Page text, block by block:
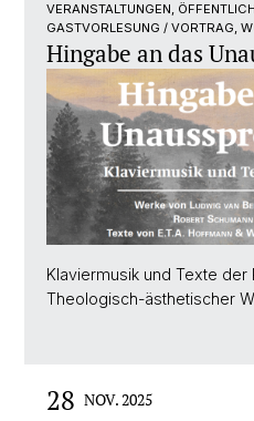
VERANSTALTUNGEN,
GASTVORLESUNG / VORTRAG,
Hingabe an das
Klaviermusik und Texte der
Theologisch-ästhetischer
28 NOV. 2025